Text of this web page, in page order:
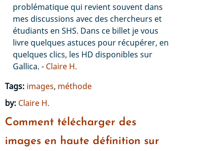
problématique qui revient souvent dans
mes discussions avec des chercheurs et
étudiants en SHS. Dans ce billet je vous
livre quelques astuces pour récupérer, en
quelques clics, les HD disponibles sur
Gallica. - Claire H.
Tags: images, méthode
by: Claire H.
Comment télécharger des
images en haute définition sur